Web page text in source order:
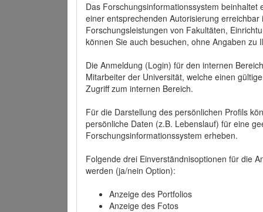
Das Forschungsinformationssystem beinhaltet
einer entsprechenden Autorisierung
Forschungsleistungen von Fakultäten,
können Sie auch besuchen, ohne Angaben zu
Die Anmeldung (Login) für den internen
Mitarbeiter der Universität, welche einen
Zugriff zum internen Bereich.
Für die Darstellung des persönlichen Profils
persönliche Daten (z.B. Lebenslauf) für eine
Forschungsinformationssystem erheben.
Folgende drei Einverständnisoptionen für die
werden (ja/nein Option):
Anzeige des Portfolios
Anzeige des Fotos